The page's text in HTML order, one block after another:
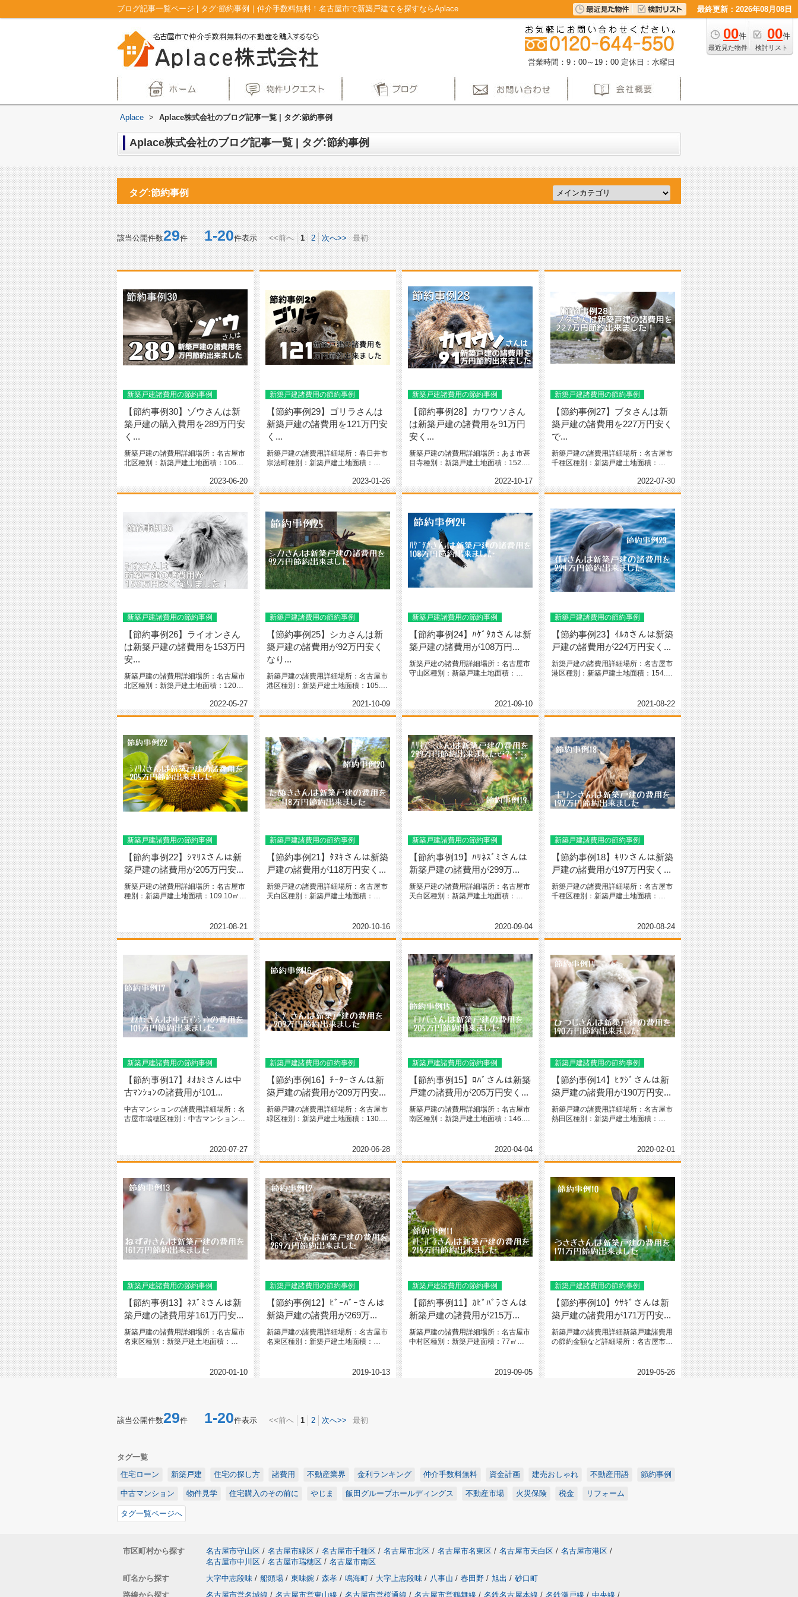
ブログ記事一覧ページ | タグ:節約事例｜仲介手数料無料！名古屋市で新築戸建てを探すならAplace 最終更新：2026年08月08日
00件
最近見た物件
00件
検討リスト
営業時間：9：00～19：00 定休日：水曜日
Aplace > Aplace株式会社のブログ記事一覧 | タグ:節約事例
Aplace株式会社のブログ記事一覧 | タグ:節約事例
タグ:節約事例
該当公開件数29件1-20件表示 <<前へ 1 2 次へ>> 最初
新築戸建諸費用の節約事例
【節約事例30】ゾウさんは新
築戸建の購入費用を289万円安
く...
新築戸建の諸費用詳細場所：名古屋市
北区種別：新築戸建土地面積：106㎡
2023-06-20
新築戸建諸費用の節約事例
【節約事例29】ゴリラさんは
新築戸建の諸費用を121万円安
く...
新築戸建の諸費用詳細場所：春日井市
宗法町種別：新築戸建土地面積：
2023-01-26
新築戸建諸費用の節約事例
【節約事例28】カワウソさん
は新築戸建の諸費用を91万円
安く...
新築戸建の諸費用詳細場所：あま市甚
目寺種別：新築戸建土地面積：152.82
2022-10-17
新築戸建諸費用の節約事例
【節約事例27】ブタさんは新
築戸建の諸費用を227万円安く
で...
新築戸建の諸費用詳細場所：名古屋市
千種区種別：新築戸建土地面積：
2022-07-30
新築戸建諸費用の節約事例
【節約事例26】ライオンさん
は新築戸建の諸費用を153万円
安...
新築戸建の諸費用詳細場所：名古屋市
北区種別：新築戸建土地面積：120㎡
2022-05-27
新築戸建諸費用の節約事例
【節約事例25】シカさんは新
築戸建の諸費用が92万円安く
なり...
新築戸建の諸費用詳細場所：名古屋市
港区種別：新築戸建土地面積：105.23
2021-10-09
新築戸建諸費用の節約事例
【節約事例24】ﾊｹﾞﾀｶさんは新
築戸建の諸費用が108万円...
新築戸建の諸費用詳細場所：名古屋市
守山区種別：新築戸建土地面積：
2021-09-10
新築戸建諸費用の節約事例
【節約事例23】ｲﾙｶさんは新築
戸建の諸費用が224万円安く...
新築戸建の諸費用詳細場所：名古屋市
港区種別：新築戸建土地面積：154.54
2021-08-22
新築戸建諸費用の節約事例
【節約事例22】ｼﾏﾘｽさんは新
築戸建の諸費用が205万円安...
新築戸建の諸費用詳細場所：名古屋市
種別：新築戸建土地面積：109.10㎡
2021-08-21
新築戸建諸費用の節約事例
【節約事例21】ﾀﾇｷさんは新築
戸建の諸費用が118万円安く...
新築戸建の諸費用詳細場所：名古屋市
天白区種別：新築戸建土地面積：
2020-10-16
新築戸建諸費用の節約事例
【節約事例19】ﾊﾘﾈｽﾞﾐさんは
新築戸建の諸費用が299万...
新築戸建の諸費用詳細場所：名古屋市
天白区種別：新築戸建土地面積：
2020-09-04
新築戸建諸費用の節約事例
【節約事例18】ｷﾘﾝさんは新築
戸建の諸費用が197万円安く...
新築戸建の諸費用詳細場所：名古屋市
千種区種別：新築戸建土地面積：
2020-08-24
新築戸建諸費用の節約事例
【節約事例17】ｵｵｶﾐさんは中
古ﾏﾝｼｮﾝの諸費用が101...
中古マンションの諸費用詳細場所：名
古屋市瑞穂区種別：中古マンション専
2020-07-27
新築戸建諸費用の節約事例
【節約事例16】ﾁｰﾀｰさんは新
築戸建の諸費用が209万円安...
新築戸建の諸費用詳細場所：名古屋市
緑区種別：新築戸建土地面積：130.57
2020-06-28
新築戸建諸費用の節約事例
【節約事例15】ﾛﾊﾞさんは新築
戸建の諸費用が205万円安く...
新築戸建の諸費用詳細場所：名古屋市
南区種別：新築戸建土地面積：146.56
2020-04-04
新築戸建諸費用の節約事例
【節約事例14】ﾋﾂｼﾞさんは新
築戸建の諸費用が190万円安...
​​​​​​​新築戸建の諸費用詳細場所：名古屋市
熱田区種別：新築戸建土地面積：
2020-02-01
新築戸建諸費用の節約事例
【節約事例13】ﾈｽﾞﾐさんは新
築戸建の諸費用芽161万円安...
​​​​​​​新築戸建の諸費用詳細場所：名古屋市
名東区種別：新築戸建土地面積：
2020-01-10
新築戸建諸費用の節約事例
【節約事例12】ﾋﾞｰﾊﾞｰさんは
新築戸建の諸費用が269万...
新築戸建の諸費用詳細場所：名古屋市
名東区種別：新築戸建土地面積：
2019-10-13
新築戸建諸費用の節約事例
【節約事例11】ｶﾋﾟﾊﾞﾗさんは
新築戸建の諸費用が215万...
新築戸建の諸費用詳細場所：名古屋市
中村区種別：新築戸建面積：77㎡
2019-09-05
新築戸建諸費用の節約事例
【節約事例10】ｳｻｷﾞさんは新
築戸建の諸費用が171万円安...
新築戸建の諸費用詳細新築戸建諸費用
の節約金額など詳細場所：名古屋市緑
2019-05-26
該当公開件数29件 1-20件表示 <<前へ 1 2 次へ>> 最初
タグ一覧
住宅ローン
新築戸建 住宅の探し方 諸費用 不動産業界 金利ランキング 仲介手数料無料 資金計画 建売おしゃれ 不動産用語 節約事例
中古マンション 物件見学 住宅購入のその前に やじま 飯田グループホールディングス 不動産市場 火災保険 税金 リフォーム
タグ一覧ページへ
市区町村から探す 名古屋市守山区 / 名古屋市緑区 / 名古屋市千種区 / 名古屋市北区 / 名古屋市名東区 / 名古屋市天白区 / 名古屋市港区 /
名古屋市中川区 / 名古屋市瑞穂区 / 名古屋市南区
町名から探す
大字中志段味 / 船頭場 / 東味鋺 / 森孝 / 鳴海町 / 大字上志段味 / 八事山 / 春田野 / 旭出 / 砂口町
路線から探す
名古屋市営名城線 / 名古屋市営東山線 / 名古屋市営桜通線 / 名古屋市営鶴舞線 / 名鉄名古屋本線 / 名鉄瀬戸線 / 中央線 /